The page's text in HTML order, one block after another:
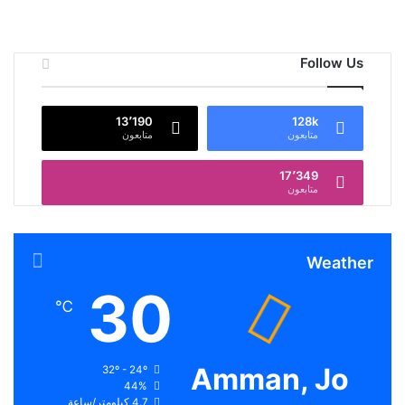
Follow Us
128k
متابعون
13٬190
متابعون
17٬349
متابعون
Weather
Amman, Jo
30
℃
44%
4.7 كيلومتر/ساعة